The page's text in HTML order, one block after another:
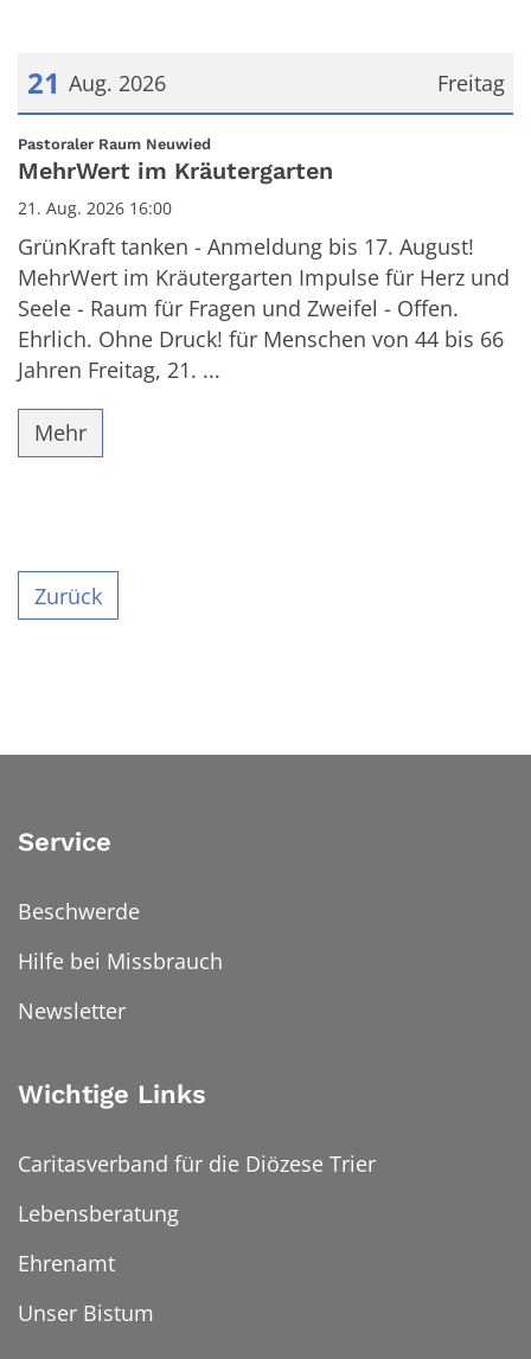
Freitag
21 Aug. 2026
Datum: 21. August 2026
Pastoraler Raum Neuwied:
MehrWert im Kräutergarten
21. Aug. 2026 16:00
GrünKraft tanken - Anmeldung bis 17. August!
MehrWert im Kräutergarten Impulse für Herz und
Seele - Raum für Fragen und Zweifel - Offen.
Ehrlich. Ohne Druck! für Menschen von 44 bis 66
Jahren Freitag, 21. ...
Mehr
Zurück
Service
Beschwerde
Hilfe bei Missbrauch
Newsletter
Wichtige Links
Caritasverband für die Diözese Trier
Lebensberatung
Ehrenamt
Unser Bistum